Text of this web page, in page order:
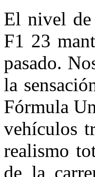
El nivel de
F1 23
pasado.
la
Fórmula
vehículos
realismo
de la